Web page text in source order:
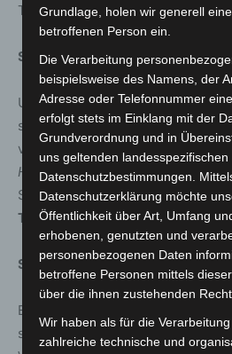
Termine) |Kosten:34,50 €
Schmerzfrei bewegen: Gesunde
Unsere Füße, Knie und Hüften
schenken wir ihnen die
verdienen! Im Workshop
Hüften“am15.02.2025lernen Sie
Schmerzen und Fehlstellungen
Termin:15.02.2025, 09:30–12:45
Starker Beckenboden – starkes
Ein gesunder Beckenboden stärkt
sondern wirkt sich auch positiv
Grundlage, holen wir generell
betroffenen Person ein.
Die Verarbeitung
beispielsweise des Namens, der
Adresse oder Telefonnummer
erfolgt stets im Einklang mit der
Grundverordnung und in
uns geltenden landesspezifischen
Datenschutzbestimmungen.
Datenschutzerklärung möchte
Öffentlichkeit über Art, Umfang
erhobenen, genutzten und
personenbezogenen Daten
betroffene Personen mittels
über die ihnen zustehenden
Wir haben als für die
zahlreiche technische und